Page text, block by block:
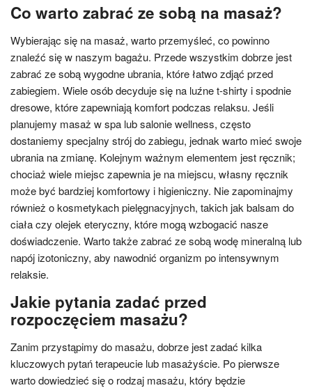
Co warto zabrać ze sobą na masaż?
Wybierając się na masaż, warto przemyśleć, co powinno
znaleźć się w naszym bagażu. Przede wszystkim dobrze jest
zabrać ze sobą wygodne ubrania, które łatwo zdjąć przed
zabiegiem. Wiele osób decyduje się na luźne t-shirty i spodnie
dresowe, które zapewniają komfort podczas relaksu. Jeśli
planujemy masaż w spa lub salonie wellness, często
dostaniemy specjalny strój do zabiegu, jednak warto mieć swoje
ubrania na zmianę. Kolejnym ważnym elementem jest ręcznik;
chociaż wiele miejsc zapewnia je na miejscu, własny ręcznik
może być bardziej komfortowy i higieniczny. Nie zapominajmy
również o kosmetykach pielęgnacyjnych, takich jak balsam do
ciała czy olejek eteryczny, które mogą wzbogacić nasze
doświadczenie. Warto także zabrać ze sobą wodę mineralną lub
napój izotoniczny, aby nawodnić organizm po intensywnym
relaksie.
Jakie pytania zadać przed
rozpoczęciem masażu?
Zanim przystąpimy do masażu, dobrze jest zadać kilka
kluczowych pytań terapeucie lub masażyście. Po pierwsze
warto dowiedzieć się o rodzaj masażu, który będzie